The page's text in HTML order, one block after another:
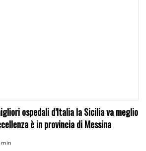
ospedali d’Italia la Sicilia va meglio
è in provincia di Messina
min